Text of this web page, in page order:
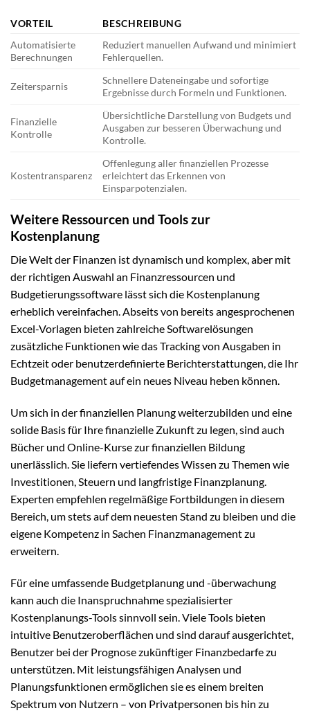
VORTEIL
BESCHREIBUNG
Automatisierte
Berechnungen
Reduziert manuellen Aufwand und minimiert
Fehlerquellen.
Zeitersparnis
Schnellere Dateneingabe und sofortige
Ergebnisse durch Formeln und Funktionen.
Finanzielle
Kontrolle
Übersichtliche Darstellung von Budgets und
Ausgaben zur besseren Überwachung und
Kontrolle.
Kostentransparenz
Offenlegung aller finanziellen Prozesse
erleichtert das Erkennen von
Einsparpotenzialen.
Weitere Ressourcen und Tools zur
Kostenplanung
Die Welt der Finanzen ist dynamisch und komplex, aber mit
der richtigen Auswahl an Finanzressourcen und
Budgetierungssoftware lässt sich die Kostenplanung
erheblich vereinfachen. Abseits von bereits angesprochenen
Excel-Vorlagen bieten zahlreiche Softwarelösungen
zusätzliche Funktionen wie das Tracking von Ausgaben in
Echtzeit oder benutzerdefinierte Berichterstattungen, die Ihr
Budgetmanagement auf ein neues Niveau heben können.
Um sich in der finanziellen Planung weiterzubilden und eine
solide Basis für Ihre finanzielle Zukunft zu legen, sind auch
Bücher und Online-Kurse zur finanziellen Bildung
unerlässlich. Sie liefern vertiefendes Wissen zu Themen wie
Investitionen, Steuern und langfristige Finanzplanung.
Experten empfehlen regelmäßige Fortbildungen in diesem
Bereich, um stets auf dem neuesten Stand zu bleiben und die
eigene Kompetenz in Sachen Finanzmanagement zu
erweitern.
Für eine umfassende Budgetplanung und -überwachung
kann auch die Inanspruchnahme spezialisierter
Kostenplanungs-Tools sinnvoll sein. Viele Tools bieten
intuitive Benutzeroberflächen und sind darauf ausgerichtet,
Benutzer bei der Prognose zukünftiger Finanzbedarfe zu
unterstützen. Mit leistungsfähigen Analysen und
Planungsfunktionen ermöglichen sie es einem breiten
Spektrum von Nutzern – von Privatpersonen bis hin zu